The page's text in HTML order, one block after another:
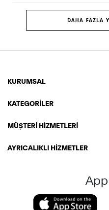
DAHA FAZLA
KURUMSAL
KATEGORİLER
MÜŞTERİ HİZMETLERİ
AYRICALIKLI HİZMETLER